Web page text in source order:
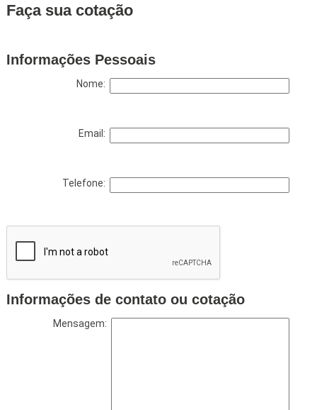
Faça sua cotação
Informações Pessoais
Nome:
Email:
Telefone:
Informações de contato ou cotação
Mensagem: